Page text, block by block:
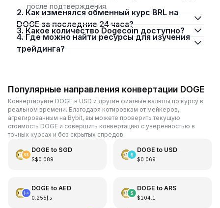
после подтверждения.
2. Как изменялся обменный курс BRL на
DOGE за последние 24 часа?
3. Какое количество Dogecoin доступно?
4. Где можно найти ресурсы для изучения
трейдинга?
Популярные направления конвертации DOGE
Конвертируйте DOGE в USD и другие фиатные валюты по курсу в
реальном времени. Благодаря котировкам от мейкеров,
агрегированным на Bybit, вы можете проверить текущую
стоимость DOGE и совершить конвертацию с уверенностью в
точных курсах и без скрытых спредов.
DOGE to SGD
S$0.089
DOGE to USD
$0.069
DOGE to AED
د.إ0.255
DOGE to ARS
$104.1